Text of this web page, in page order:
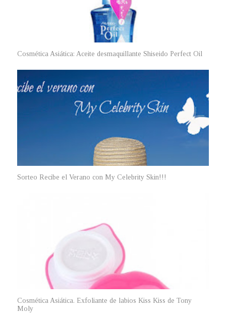
Cosmética Asiática: Aceite desmaquillante Shiseido Perfect Oil
Sorteo Recibe el Verano con My Celebrity Skin!!!
Cosmética Asiática. Exfoliante de labios Kiss Kiss de Tony
Moly